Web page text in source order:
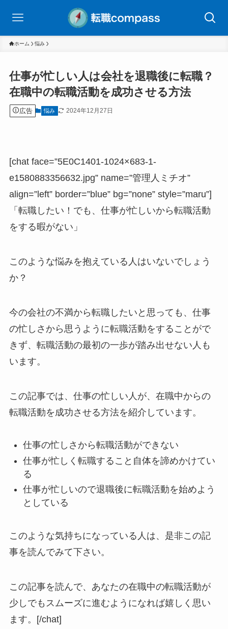
ホーム 悩み
仕事が忙しい人は会社を退職後に転職？
在職中の転職活動を成功させる方法
広告 悩み 2024年12月27日
[chat face=”5E0C1401-1024×683-1-
e1580883356632.jpg” name=”管理人ミチオ”
align=”left” border=”blue” bg=”none” style=”maru”]
「転職したい！でも、仕事が忙しいから転職活動
をする暇がない」
このような悩みを抱えている人はいないでしょう
か？
今の会社の不満から転職したいと思っても、仕事
の忙しさから思うように転職活動をすることがで
きず、転職活動の最初の一歩が踏み出せない人も
います。
この記事では、仕事の忙しい人が、在職中からの
転職活動を成功させる方法を紹介しています。
仕事の忙しさから転職活動ができない
仕事が忙しく転職すること自体を諦めかけてい
る
仕事が忙しいので退職後に転職活動を始めよう
としている
このような気持ちになっている人は、是非この記
事を読んでみて下さい。
この記事を読んで、あなたの在職中の転職活動が
少しでもスムーズに進むようになれば嬉しく思い
ます。[/chat]